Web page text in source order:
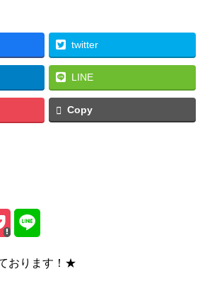
twitter
LINE
Copy
おります！★